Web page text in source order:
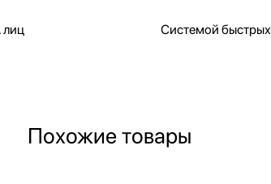
лиц Системой
Похожие товары